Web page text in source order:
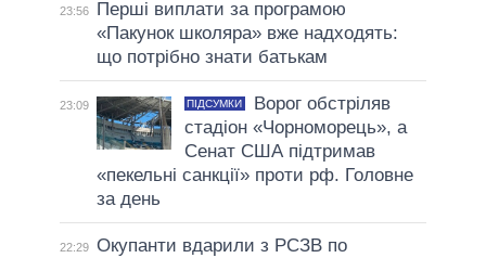
23:56
Перші виплати за програмою
«Пакунок школяра» вже надходять:
що потрібно знати батькам
23:09 ПІДСУМКИ
Ворог обстріляв
стадіон «Чорноморець», а
Сенат США підтримав
«пекельні санкції» проти рф. Головне
за день
22:29 Окупанти вдарили з РСЗВ по